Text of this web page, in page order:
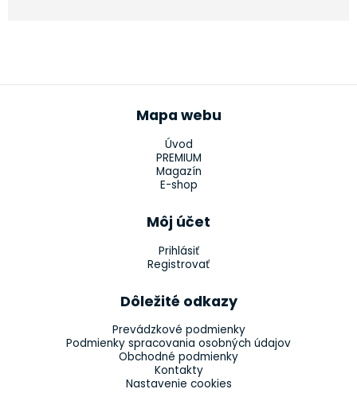
Mapa webu
Úvod
PREMIUM
Magazín
E-shop
Môj účet
Prihlásiť
Registrovať
Dôležité odkazy
Prevádzkové podmienky
Podmienky spracovania osobných údajov
Obchodné podmienky
Kontakty
Nastavenie cookies